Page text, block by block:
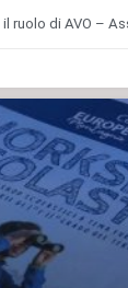
il ruolo di AVO –